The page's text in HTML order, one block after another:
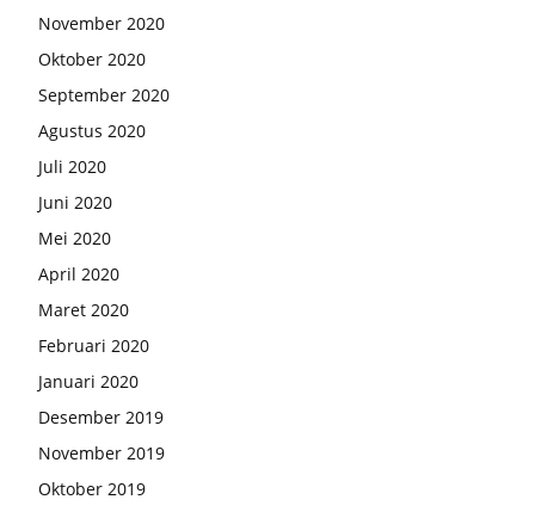
November 2020
Oktober 2020
September 2020
Agustus 2020
Juli 2020
Juni 2020
Mei 2020
April 2020
Maret 2020
Februari 2020
Januari 2020
Desember 2019
November 2019
Oktober 2019